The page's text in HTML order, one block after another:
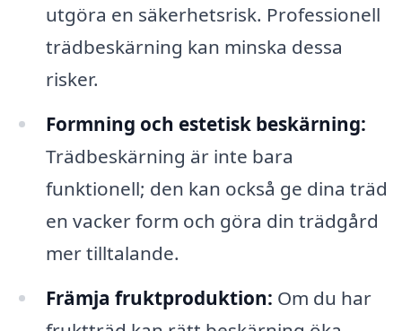
utgöra en säkerhetsrisk. Professionell
trädbeskärning kan minska dessa
risker.
Formning och estetisk beskärning:
Trädbeskärning är inte bara
funktionell; den kan också ge dina träd
en vacker form och göra din trädgård
mer tilltalande.
Främja fruktproduktion: Om du har